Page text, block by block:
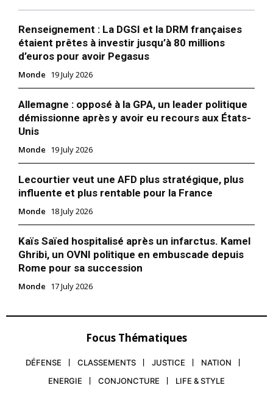
Renseignement : La DGSI et la DRM françaises
étaient prêtes à investir jusqu’à 80 millions
d’euros pour avoir Pegasus
Monde 19 July 2026
Allemagne : opposé à la GPA, un leader politique
démissionne après y avoir eu recours aux États-
Unis
Monde 19 July 2026
Lecourtier veut une AFD plus stratégique, plus
influente et plus rentable pour la France
Monde 18 July 2026
Kaïs Saïed hospitalisé après un infarctus. Kamel
Ghribi, un OVNI politique en embuscade depuis
Rome pour sa succession
Monde 17 July 2026
Focus Thématiques
DÉFENSE CLASSEMENTS JUSTICE
NATION
ENERGIE
CONJONCTURE LIFE & STYLE